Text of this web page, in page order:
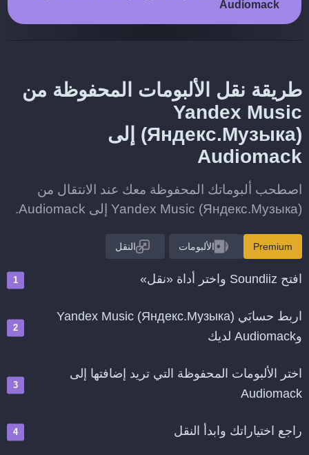
Audiomack
طريقة نقل الألبومات المحفوظة من
Yandex Music
(Яндекс.Музыка) إلى
Audiomack
اصطحب ألبوماتك المحفوظة معك عند الانتقال من
Yandex Music (Яндекс.Музыка) إلى Audiomack.
Premium الألبومات النقل
افتح Soundiiz واختر أداة «نقل»
اربط حسابَي Yandex Music (Яндекс.Музыка)
وAudiomack لديك
اختر الألبومات المحفوظة التي تريد إضافتها إلى
Audiomack
راجع اختياراتك وابدأ النقل